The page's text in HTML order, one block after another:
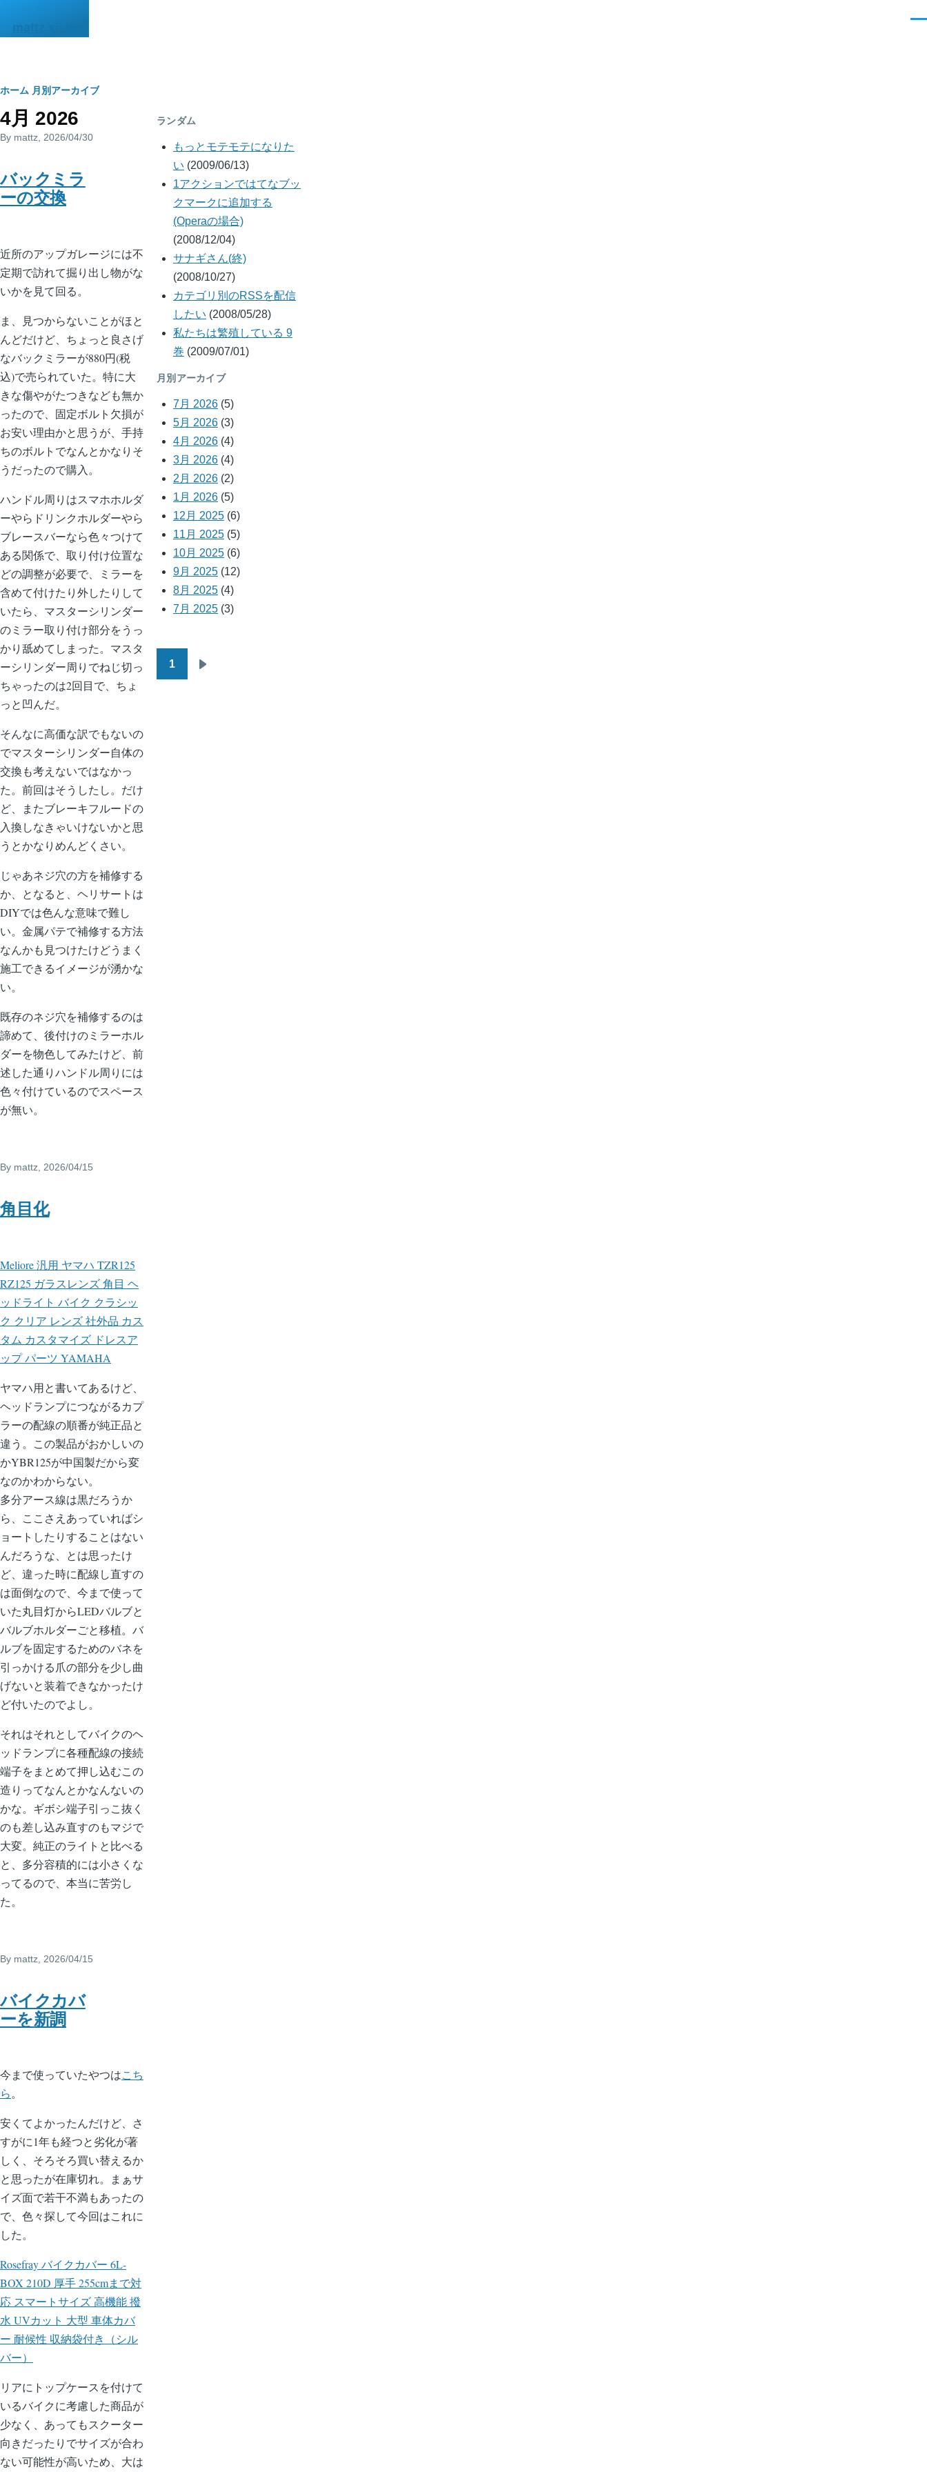
mattz.xii.jp
パ
ン
く
ず
ホーム 月別アーカイブ
4月 2026
By mattz , 2026/04/30
バックミラ
ーの交換
近所のアップガレージには不
定期で訪れて掘り出し物がな
いかを見て回る。
ま、見つからないことがほと
んどだけど、ちょっと良さげ
なバックミラーが880円(税
込)で売られていた。特に大
きな傷やがたつきなども無か
ったので、固定ボルト欠損が
お安い理由かと思うが、手持
ちのボルトでなんとかなりそ
うだったので購入。
ハンドル周りはスマホホルダ
ーやらドリンクホルダーやら
ブレースバーなら色々つけて
ある関係で、取り付け位置な
どの調整が必要で、ミラーを
含めて付けたり外したりして
いたら、マスターシリンダー
のミラー取り付け部分をうっ
かり舐めてしまった。マスタ
ーシリンダー周りでねじ切っ
ちゃったのは2回目で、ちょ
っと凹んだ。
そんなに高価な訳でもないの
でマスターシリンダー自体の
交換も考えないではなかっ
た。前回はそうしたし。だけ
ど、またブレーキフルードの
入換しなきゃいけないかと思
うとかなりめんどくさい。
じゃあネジ穴の方を補修する
か、となると、ヘリサートは
DIYでは色んな意味で難し
い。金属パテで補修する方法
なんかも見つけたけどうまく
施工できるイメージが湧かな
い。
既存のネジ穴を補修するのは
諦めて、後付けのミラーホル
ダーを物色してみたけど、前
述した通りハンドル周りには
色々付けているのでスペース
が無い。
By mattz , 2026/04/15
角目化
Meliore 汎用 ヤマハ TZR125
RZ125 ガラスレンズ 角目 ヘ
ッドライト バイク クラシッ
ク クリア レンズ 社外品 カス
タム カスタマイズ ドレスア
ップ パーツ YAMAHA
ヤマハ用と書いてあるけど、
ヘッドランプにつながるカプ
ラーの配線の順番が純正品と
違う。この製品がおかしいの
かYBR125が中国製だから変
なのかわからない。
多分アース線は黒だろうか
ら、ここさえあっていればシ
ョートしたりすることはない
んだろうな、とは思ったけ
ど、違った時に配線し直すの
は面倒なので、今まで使って
いた丸目灯からLEDバルブと
バルブホルダーごと移植。バ
ルブを固定するためのバネを
引っかける爪の部分を少し曲
げないと装着できなかったけ
ど付いたのでよし。
それはそれとしてバイクのヘ
ッドランプに各種配線の接続
端子をまとめて押し込むこの
造りってなんとかなんないの
かな。ギボシ端子引っこ抜く
のも差し込み直すのもマジで
大変。純正のライトと比べる
と、多分容積的には小さくな
ってるので、本当に苦労し
た。
By mattz , 2026/04/15
バイクカバ
ーを新調
今まで使っていたやつはこち
ら。
安くてよかったんだけど、さ
すがに1年も経つと劣化が著
しく、そろそろ買い替えるか
と思ったが在庫切れ。まぁサ
イズ面で若干不満もあったの
で、色々探して今回はこれに
した。
Rosefray バイクカバー 6L-
BOX 210D 厚手 255cmまで対
応 スマートサイズ 高機能 撥
水 UVカット 大型 車体カバ
ー 耐候性 収納袋付き（シル
バー）
リアにトップケースを付けて
いるバイクに考慮した商品が
少なく、あってもスクーター
向きだったりでサイズが合わ
ない可能性が高いため、大は
ランダム
もっとモテモテになりた
い (2009/06/13)
1アクションではてなブッ
クマークに追加する
(Operaの場合)
(2008/12/04)
サナギさん(終)
(2008/10/27)
カテゴリ別のRSSを配信
したい (2008/05/28)
私たちは繁殖している 9
巻 (2009/07/01)
月別アーカイブ
7月 2026 (5)
5月 2026 (3)
4月 2026 (4)
3月 2026 (4)
2月 2026 (2)
1月 2026 (5)
12月 2025 (6)
11月 2025 (5)
10月 2025 (6)
9月 2025 (12)
8月 2025 (4)
7月 2025 (3)
1